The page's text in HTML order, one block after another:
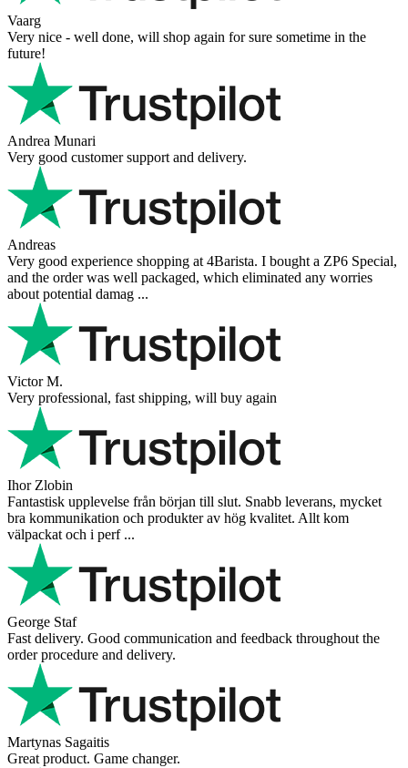
Vaarg
Very nice - well done, will shop again for sure sometime in the
future!
Andrea Munari
Very good customer support and delivery.
Andreas
Very good experience shopping at 4Barista. I bought a ZP6 Special,
and the order was well packaged, which eliminated any worries
about potential damag ...
Victor M.
Very professional, fast shipping, will buy again
Ihor Zlobin
Fantastisk upplevelse från början till slut. Snabb leverans, mycket
bra kommunikation och produkter av hög kvalitet. Allt kom
välpackat och i perf ...
George Staf
Fast delivery. Good communication and feedback throughout the
order procedure and delivery.
Martynas Sagaitis
Great product. Game changer.